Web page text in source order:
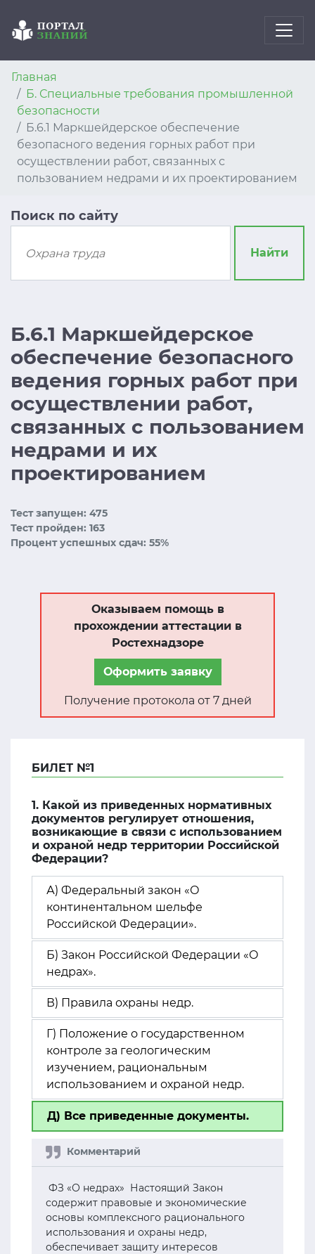
Главная
Б. Специальные требования промышленной
безопасности
Б.6.1 Маркшейдерское обеспечение
безопасного ведения горных работ при
осуществлении работ, связанных с
пользованием недрами и их проектированием
Поиск по сайту
Найти
Б.6.1 Маркшейдерское
обеспечение безопасного
ведения горных работ при
осуществлении работ,
связанных с пользованием
недрами и их
проектированием
Тест запущен: 475
Тест пройден: 163
Процент успешных сдач: 55%
Оказываем помощь в
прохождении аттестации в
Ростехнадзоре
Оформить заявку
Получение протокола от 7 дней
БИЛЕТ №1
1. Какой из приведенных нормативных
документов регулирует отношения,
возникающие в связи с использованием
и охраной недр территории Российской
Федерации?
А) Федеральный закон «О
континентальном шельфе
Российской Федерации».
Б) Закон Российской Федерации «О
недрах».
В) Правила охраны недр.
Г) Положение о государственном
контроле за геологическим
изучением, рациональным
использованием и охраной недр.
Д) Все приведенные документы.
ФЗ «О недрах» Настоящий Закон
содержит правовые и экономические
основы комплексного рационального
использования и охраны недр,
обеспечивает защиту интересов